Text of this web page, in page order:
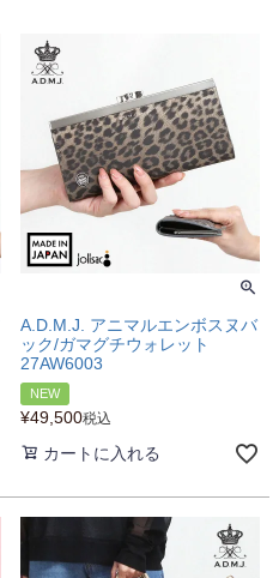
A.D.M.J. アニマルエンボスヌバ
ック/ガマグチウォレット
27AW6003
NEW
¥49,500税込
カートに入れる